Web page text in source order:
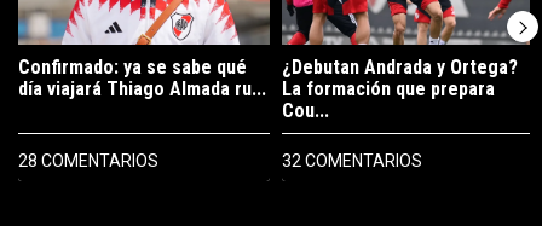
Confirmado: ya se sabe qué
día viajará Thiago Almada ru...
28 COMENTARIOS
¿Debutan Andrada y Ortega?
La formación que prepara
Cou...
32 COMENTARIOS